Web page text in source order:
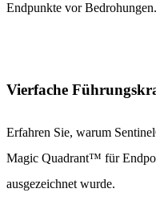
Endpunkte vor Bedrohungen.
Vierfache
Erfahren Sie, warum
Magic Quadrant™ für
ausgezeichnet wurde.